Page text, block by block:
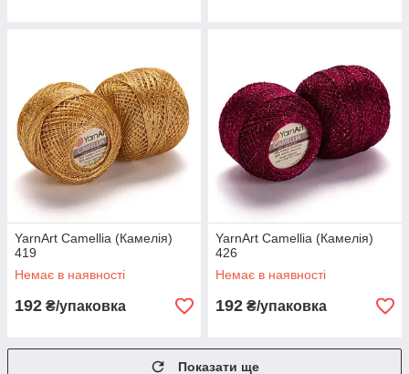
YarnArt Camellia (Камелія)
419
Немає в наявності
192 ₴/упаковка
YarnArt Camellia (Камелія)
426
Немає в наявності
192 ₴/упаковка
Показати ще